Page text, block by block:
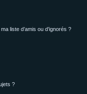
liste d’amis ou d’ignorés ?
?